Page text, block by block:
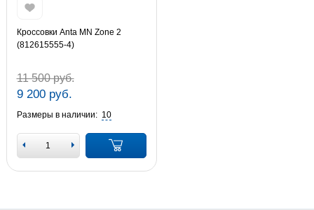
Кроссовки Anta MN Zone 2
(812615555-4)
11 500 руб.
9 200 руб.
Размеры в наличии: 10